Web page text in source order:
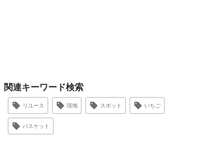
関連キーワード検索
リユース 現地 スポット いちご
バスケット